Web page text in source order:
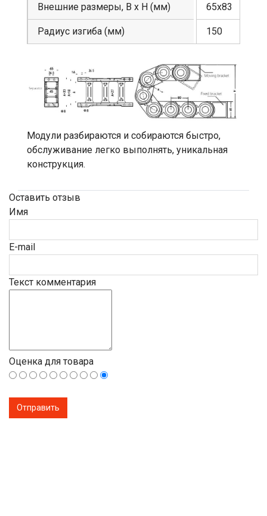
Внешние размеры, В х Н (мм)
Радиус изгиба (мм)
65х83
150
Модули разбираются и собираются быстро,
обслуживание легко выполнять, уникальная
конструкция.
Оставить отзыв
Имя
E-mail
Текст комментария
Оценка для товара